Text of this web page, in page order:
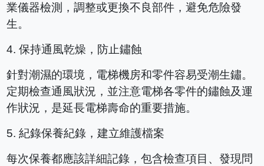
業儀器檢測，調整或更換不良部件，避免危險發
生。
4.保持通風乾燥，防止鏽蝕
針對潮濕的環境，電梯機房和零件容易受潮生鏽。
定期檢查通風狀況，並注意電梯各零件的鏽蝕及運
作狀況，是延長電梯壽命的重要措施。
5.紀錄保養紀錄，建立維護檔案
每次保養都應該詳細記錄，包含檢查項目、發現問